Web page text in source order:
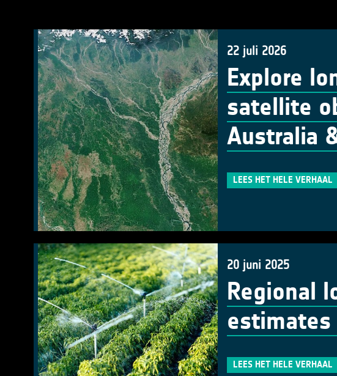
22 juli 2026
Explore
satellite
Australia
LEES HET HELE VERHAAL
20 juni 2025
Regional
LEES HET HELE VERHAAL